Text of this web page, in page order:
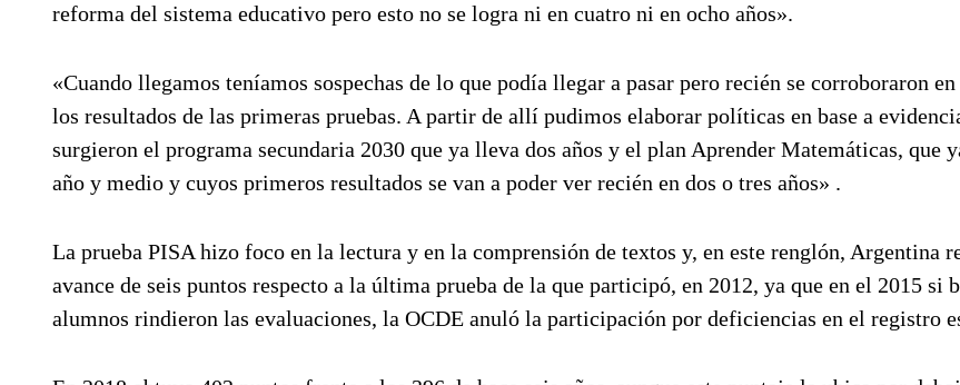
reforma del sistema educativo pero esto no se logra ni en cuatro ni en ocho años».
«Cuando llegamos teníamos sospechas de lo que podía llegar a pasar pero recién se corroboraron
los resultados de las primeras pruebas. A partir de allí pudimos elaborar políticas en base a
surgieron el programa secundaria 2030 que ya lleva dos años y el plan Aprender Matemáticas, que
año y medio y cuyos primeros resultados se van a poder ver recién en dos o tres años» .
La prueba PISA hizo foco en la lectura y en la comprensión de textos y, en este renglón, Argentina
avance de seis puntos respecto a la última prueba de la que participó, en 2012, ya que en el 2015 si
alumnos rindieron las evaluaciones, la OCDE anuló la participación por deficiencias en el registro